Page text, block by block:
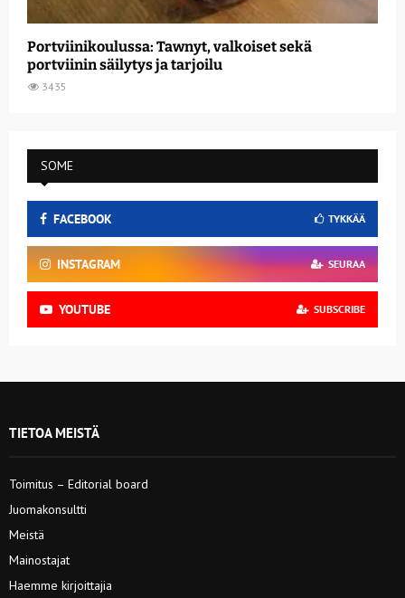
Portviinikoulussa: Tawnyt, valkoiset sekä
portviinin säilytys ja tarjoilu
3435
SOME
FACEBOOK TYKKÄÄ
INSTAGRAM SEURAA
YOUTUBE SUBSCRIBE
TIETOA MEISTÄ
Toimitus – Editorial board
Juomakonsultti
Meistä
Mainostajat
Haemme kirjoittajia